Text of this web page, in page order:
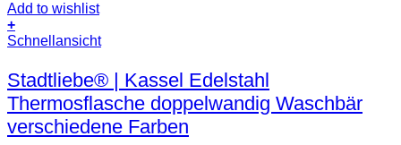
Add to wishlist
+
Dieses
weist
mehrere
Varianten
auf.
Die
Schnellansicht
Stadtliebe® | Kassel Edelstahl
Thermosflasche doppelwandig Waschbär
verschiedene Farben